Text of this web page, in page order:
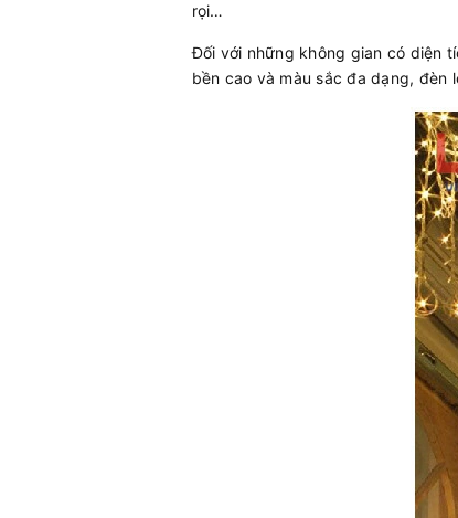
rọi…
Đối với những không gian có diện
bền cao và màu sắc đa dạng, đèn